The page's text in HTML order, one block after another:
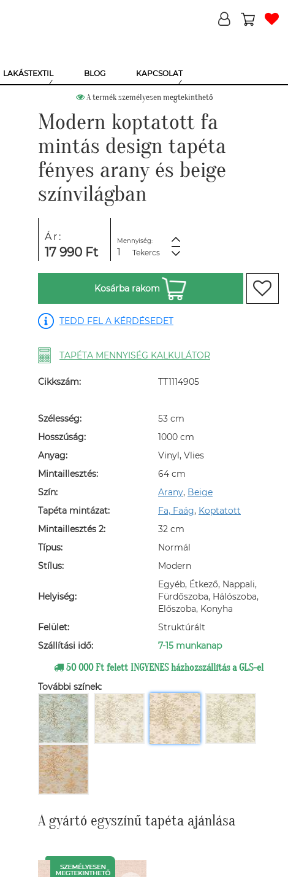
LAKÁSTEXTIL BLOG KAPCSOLAT
A termék személyesen megtekinthető
Modern koptatott fa
mintás design tapéta
fényes arany és beige
színvilágban
Ár:
17 990 Ft
Mennyiség:
Tekercs
Kosárba rakom
TEDD FEL A KÉRDÉSEDET
TAPÉTA MENNYISÉG KALKULÁTOR
Cikkszám: TT1114905
Szélesség:
53 cm
Hosszúság:
1000 cm
Anyag:
Vinyl, Vlies
Mintaillesztés:
64 cm
Szín:
Arany, Beige
Tapéta mintázat:
Fa, Faág, Koptatott
Mintaillesztés 2:
32 cm
Típus:
Normál
Stílus:
Modern
Helyiség:
Egyéb, Étkező, Nappali,
Fürdőszoba, Hálószoba,
Előszoba, Konyha
Felület:
Struktúrált
Szállítási idő:
7-15 munkanap
50 000 Ft felett INGYENES házhozszállítás a GLS-el
További színek:
A gyártó egyszínű tapéta ajánlása